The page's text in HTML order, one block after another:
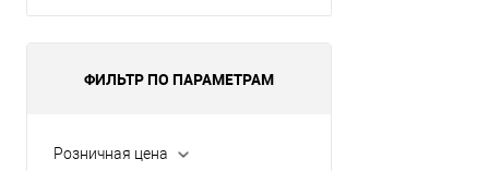
ФИЛЬТР ПО ПАРАМЕТРАМ
Розничная цена